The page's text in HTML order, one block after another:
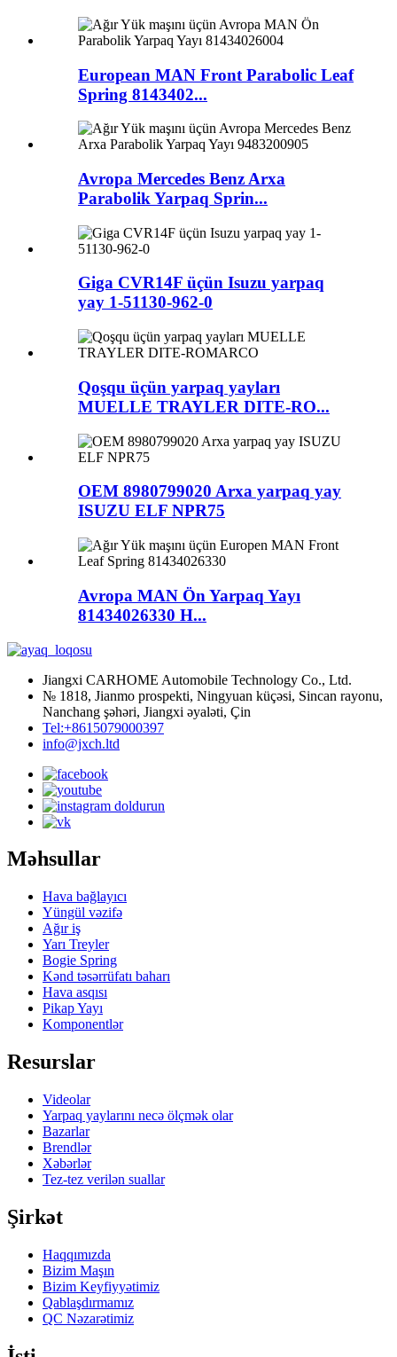
European MAN Front Parabolic Leaf
Spring 8143402...
Avropa Mercedes Benz Arxa
Parabolik Yarpaq Sprin...
Giga CVR14F üçün Isuzu yarpaq
yay 1-51130-962-0
Qoşqu üçün yarpaq yayları
MUELLE TRAYLER DITE-RO...
OEM 8980799020 Arxa yarpaq yay
ISUZU ELF NPR75
Avropa MAN Ön Yarpaq Yayı
81434026330 H...
Jiangxi CARHOME Automobile Technology Co., Ltd.
№ 1818, Jianmo prospekti, Ningyuan küçəsi, Sincan rayonu,
Nanchang şəhəri, Jiangxi əyaləti, Çin
Tel:+8615079000397
info@jxch.ltd
Məhsullar
Hava bağlayıcı
Yüngül vəzifə
Ağır iş
Yarı Treyler
Bogie Spring
Kənd təsərrüfatı baharı
Hava asqısı
Pikap Yayı
Komponentlər
Resurslar
Videolar
Yarpaq yaylarını necə ölçmək olar
Bazarlar
Brendlər
Xəbərlər
Tez-tez verilən suallar
Şirkət
Haqqımızda
Bizim Maşın
Bizim Keyfiyyətimiz
Qablaşdırmamız
QC Nəzarətimiz